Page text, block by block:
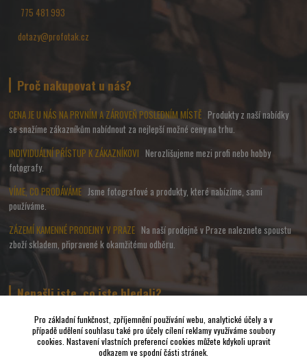
775 481 993
dotazy@profotak.cz
Proč nakupovat u nás?
CENA JE U NÁS NA PRVNÍM A ZÁROVEŇ POSLEDNÍM MÍSTĚ Produkty z naší nabídky
se snažíme zákazníkům nabídnout za nejlepší možné ceny na trhu.
INDIVIDUÁLNÍ PŘÍSTUP K ZÁKAZNÍKOVINerozlišujeme mezi profi nebo hobby
fotografy.
VÍME, CO PRODÁVÁMEJsme fotografové a produkty, které nabízíme, sami
používáme.
ZÁZEMÍ KAMENNÉ PRODEJNY V PRAZENa naší prodejně v Praze naleznete spoustu
zboží skladem, připravené k okamžitému odběru.
Nenašli jste, co jste hledali?
Napište nám a pokusíme se udělat vše, abychom pro Vás sehnali to
nejvhodnější FOTO a VIDEO příslušenství.
Pro základní funkčnost, zpříjemnění používání webu, analytické účely a v
případě udělení souhlasu také pro účely cílení reklamy využíváme soubory
cookies. Nastavení vlastních preferencí cookies můžete kdykoli upravit
odkazem ve spodní části stránek.